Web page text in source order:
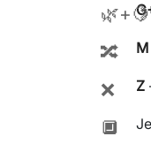
🌿+🍋
🔀 M
❌ Z
🔲